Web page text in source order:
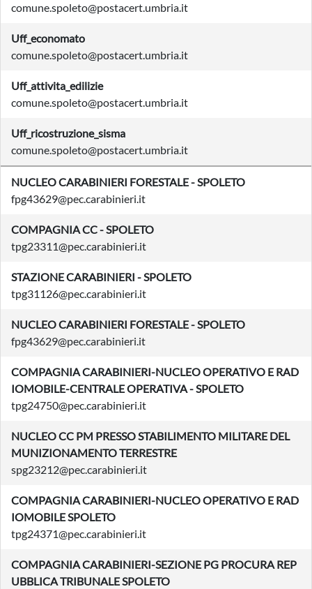
comune.spoleto@postacert.umbria.it
Uff_economato
comune.spoleto@postacert.umbria.it
Uff_attivita_edilizie
comune.spoleto@postacert.umbria.it
Uff_ricostruzione_sisma
comune.spoleto@postacert.umbria.it
NUCLEO CARABINIERI FORESTALE - SPOLETO
fpg43629@pec.carabinieri.it
COMPAGNIA CC - SPOLETO
tpg23311@pec.carabinieri.it
STAZIONE CARABINIERI - SPOLETO
tpg31126@pec.carabinieri.it
NUCLEO CARABINIERI FORESTALE - SPOLETO
fpg43629@pec.carabinieri.it
COMPAGNIA CARABINIERI-NUCLEO OPERATIVO E RAD
IOMOBILE-CENTRALE OPERATIVA - SPOLETO
tpg24750@pec.carabinieri.it
NUCLEO CC PM PRESSO STABILIMENTO MILITARE DEL
MUNIZIONAMENTO TERRESTRE
spg23212@pec.carabinieri.it
COMPAGNIA CARABINIERI-NUCLEO OPERATIVO E RAD
IOMOBILE SPOLETO
tpg24371@pec.carabinieri.it
COMPAGNIA CARABINIERI-SEZIONE PG PROCURA REP
UBBLICA TRIBUNALE SPOLETO